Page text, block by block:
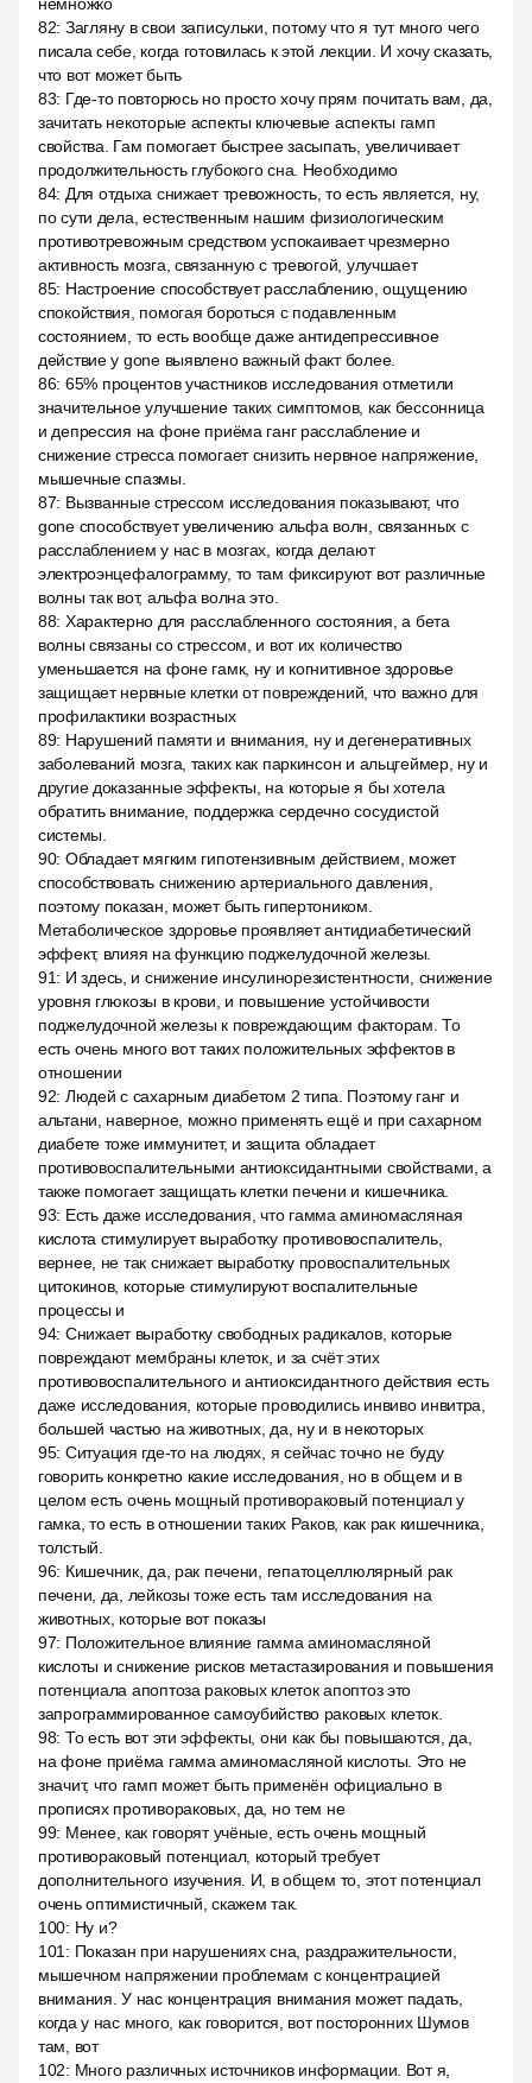
82: Загляну в свои записульки, потому что я тут много чего
писала себе, когда готовилась к этой лекции. И хочу сказать,
что вот может быть
83: Где-то повторюсь но просто хочу прям почитать вам, да,
зачитать некоторые аспекты ключевые аспекты гамп
свойства. Гам помогает быстрее засыпать, увеличивает
продолжительность глубокого сна. Необходимо
84: Для отдыха снижает тревожность, то есть является, ну,
по сути дела, естественным нашим физиологическим
противотревожным средством успокаивает чрезмерно
активность мозга, связанную с тревогой, улучшает
85: Настроение способствует расслаблению, ощущению
спокойствия, помогая бороться с подавленным
состоянием, то есть вообще даже антидепрессивное
действие у gone выявлено важный факт более.
86: 65% процентов участников исследования отметили
значительное улучшение таких симптомов, как бессонница
и депрессия на фоне приёма ганг расслабление и
снижение стресса помогает снизить нервное напряжение,
мышечные спазмы.
87: Вызванные стрессом исследования показывают, что
gone способствует увеличению альфа волн, связанных с
расслаблением у нас в мозгах, когда делают
электроэнцефалограмму, то там фиксируют вот различные
волны так вот, альфа волна это.
88: Характерно для расслабленного состояния, а бета
волны связаны со стрессом, и вот их количество
уменьшается на фоне гамк, ну и когнитивное здоровье
защищает нервные клетки от повреждений, что важно для
профилактики возрастных
89: Нарушений памяти и внимания, ну и дегенеративных
заболеваний мозга, таких как паркинсон и альцгеймер, ну и
другие доказанные эффекты, на которые я бы хотела
обратить внимание, поддержка сердечно сосудистой
системы.
90: Обладает мягким гипотензивным действием, может
способствовать снижению артериального давления,
поэтому показан, может быть гипертоником.
Метаболическое здоровье проявляет антидиабетический
эффект, влияя на функцию поджелудочной железы.
91: И здесь, и снижение инсулинорезистентности, снижение
уровня глюкозы в крови, и повышение устойчивости
поджелудочной железы к повреждающим факторам. То
есть очень много вот таких положительных эффектов в
отношении
92: Людей с сахарным диабетом 2 типа. Поэтому ганг и
альтани, наверное, можно применять ещё и при сахарном
диабете тоже иммунитет, и защита обладает
противовоспалительными антиоксидантными свойствами, а
также помогает защищать клетки печени и кишечника.
93: Есть даже исследования, что гамма аминомасляная
кислота стимулирует выработку противовоспалитель,
вернее, не так снижает выработку провоспалительных
цитокинов, которые стимулируют воспалительные
процессы и
94: Снижает выработку свободных радикалов, которые
повреждают мембраны клеток, и за счёт этих
противовоспалительного и антиоксидантного действия есть
даже исследования, которые проводились инвиво инвитра,
большей частью на животных, да, ну и в некоторых
95: Ситуация где-то на людях, я сейчас точно не буду
говорить конкретно какие исследования, но в общем и в
целом есть очень мощный противораковый потенциал у
гамка, то есть в отношении таких Раков, как рак кишечника,
толстый.
96: Кишечник, да, рак печени, гепатоцеллюлярный рак
печени, да, лейкозы тоже есть там исследования на
животных, которые вот показы
97: Положительное влияние гамма аминомасляной
кислоты и снижение рисков метастазирования и повышения
потенциала апоптоза раковых клеток апоптоз это
запрограммированное самоубийство раковых клеток.
98: То есть вот эти эффекты, они как бы повышаются, да,
на фоне приёма гамма аминомасляной кислоты. Это не
значит, что гамп может быть применён официально в
прописях противораковых, да, но тем не
99: Менее, как говорят учёные, есть очень мощный
противораковый потенциал, который требует
дополнительного изучения. И, в общем то, этот потенциал
очень оптимистичный, скажем так.
100: Ну и?
101 : Показан при нарушениях сна, раздражительности,
мышечном напряжении проблемам с концентрацией
внимания. У нас концентрация внимания может падать,
когда у нас много, как говорится, вот посторонних Шумов
там, вот
102: Много различных источников информации. Вот я,